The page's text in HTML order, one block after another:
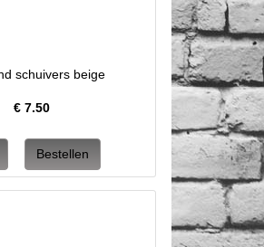
schuivers beige
€7.50